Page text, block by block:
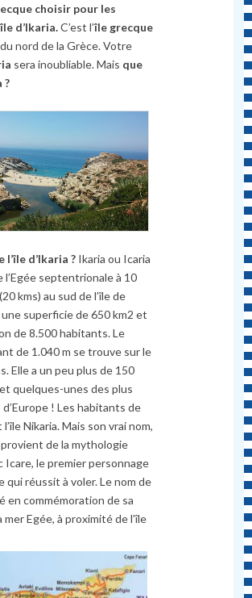
choisir pour les
d’Ikaria.C’est l’île grecque
du nord de la Grèce. Votre
sera inoubliable. Mais que
?
d’Ikaria ? Ikaria ou Icaria
l’Egée septentrionale à 10
kms) au sud de l’île de
une superficie de 650 km2 et
de 8.500 habitants. Le
de 1.040 m se trouve sur le
Elle a un peu plus de 150
quelques-unes des plus
! Les habitants de
l’île Nikaria. Mais son vrai nom,
de la mythologie
Icare, le premier personnage
qui réussit à voler. Le nom de
en commémoration de sa
Egée, à proximité de l’île